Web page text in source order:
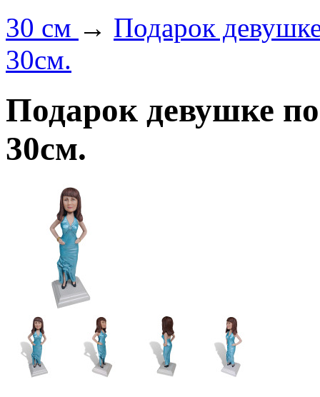
30 см → Подарок
30см.
Подарок девушке
30см.